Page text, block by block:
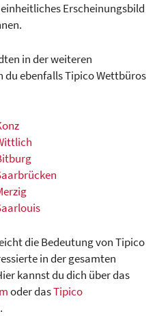
Erscheinungsbild
in der weiteren
du ebenfalls Tipico Wettbüros
die Bedeutung von Tipico
in der gesamten
kannst du dich über das
oder dasTipico